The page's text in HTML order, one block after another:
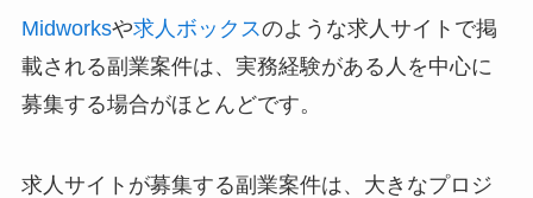
Midworksや求人ボックスのような求人サイトで掲
載される副業案件は、実務経験がある人を中心に
募集する場合がほとんどです。
求人サイトが募集する副業案件は、大きなプロジ